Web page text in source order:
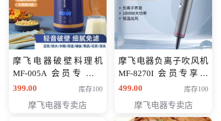
摩飞电器破壁料理机
MF-005A 会员专享价
198元
399.00 库存100
摩飞电器专卖店
摩飞电器负离子吹风机
MF-8270I 会员专享价
369元
499.00 库存100
摩飞电器专卖店